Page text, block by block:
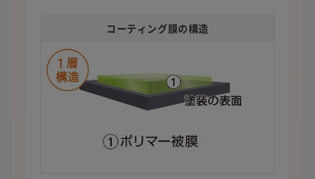
コーティング膜の構造